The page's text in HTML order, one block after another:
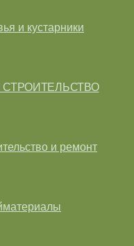
и кустарники
СТРОИТЕЛЬСТВО
и ремонт